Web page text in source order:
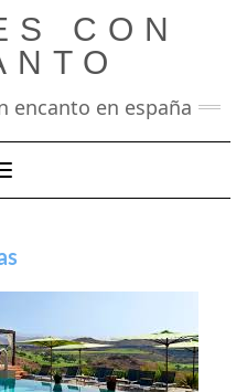
CON
encanto en españa
Cambiar modo de navegación